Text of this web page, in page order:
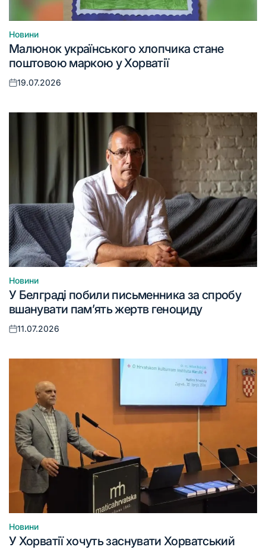
Опублікувати
у
Новини
Малюнок українського хлопчика стане
поштовою маркою у Хорватії
Оприлюднено
19.07.2026
Опублікувати
у
Новини
У Белграді побили письменника за спробу
вшанувати пам’ять жертв геноциду
Оприлюднено
11.07.2026
Опублікувати
у
Новини
У Хорватії хочуть заснувати Хорватський